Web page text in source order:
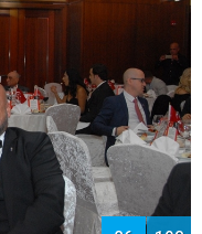
88 193